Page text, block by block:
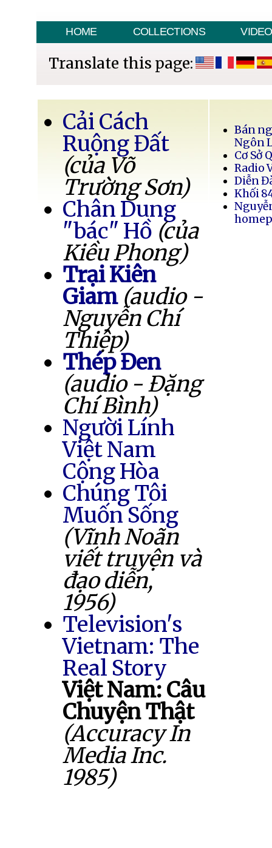
HOME COLLECTIONS VIDEO
Translate this page:
Cải Cách
Ruộng Đất
(của Võ
Trường Sơn)
Chân Dung
"bác" Hồ (của
Kiều Phong)
Trại Kiên
Giam (audio -
Nguyễn Chí
Thiệp)
Thép Đen
(audio - Đặng
Chí Bình)
Người Lính
Việt Nam
Cộng Hòa
Chúng Tôi
Muốn Sống
(Vĩnh Noãn
viết truyện và
đạo diễn,
1956)
Television's
Vietnam: The
Real Story
Việt Nam: Câu
Chuyện Thật
(Accuracy In
Media Inc.
1985)
Bán
Ngôn
Cơ Sở
Radio
Diễn
Khối